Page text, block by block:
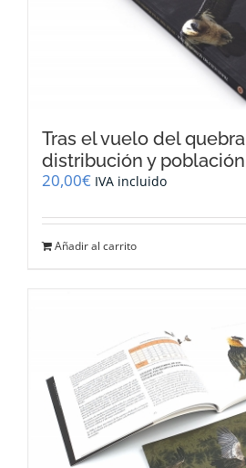
Tras el vuelo del
distribución y
20,00€ IVA incluido
Añadir al carrito